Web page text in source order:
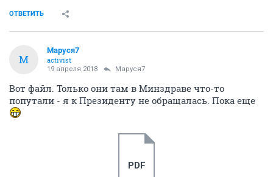
ОТВЕТИТЬ
М
Маруся7
activist
19 апреля 2018 Маруся7
Вот файл. Только они там в Минздраве что-то
попутали - я к Президенту не обращалась. Пока еще
PDF